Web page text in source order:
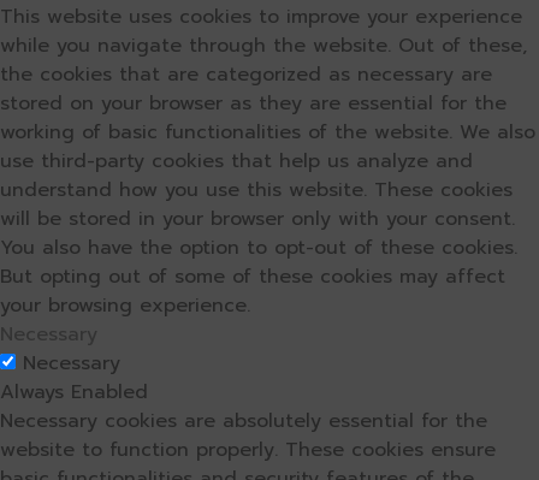
This website uses cookies to improve your experience
while you navigate through the website. Out of these,
the cookies that are categorized as necessary are
stored on your browser as they are essential for the
working of basic functionalities of the website. We also
use third-party cookies that help us analyze and
understand how you use this website. These cookies
will be stored in your browser only with your consent.
You also have the option to opt-out of these cookies.
But opting out of some of these cookies may affect
your browsing experience.
Necessary
Necessary
Always Enabled
Necessary cookies are absolutely essential for the
website to function properly. These cookies ensure